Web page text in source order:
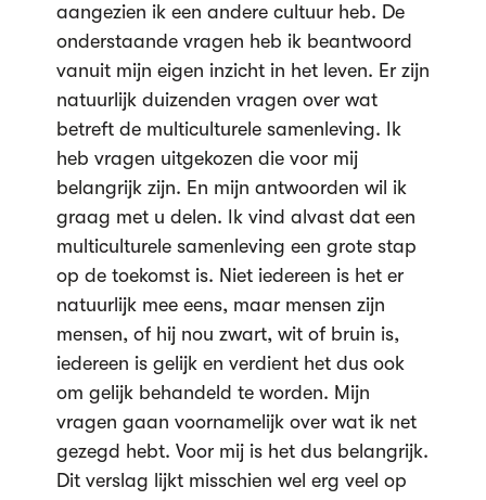
aangezien ik een andere cultuur heb. De
onderstaande vragen heb ik beantwoord
vanuit mijn eigen inzicht in het leven. Er zijn
natuurlijk duizenden vragen over wat
betreft de multiculturele samenleving. Ik
heb vragen uitgekozen die voor mij
belangrijk zijn. En mijn antwoorden wil ik
graag met u delen. Ik vind alvast dat een
multiculturele samenleving een grote stap
op de toekomst is. Niet iedereen is het er
natuurlijk mee eens, maar mensen zijn
mensen, of hij nou zwart, wit of bruin is,
iedereen is gelijk en verdient het dus ook
om gelijk behandeld te worden. Mijn
vragen gaan voornamelijk over wat ik net
gezegd hebt. Voor mij is het dus belangrijk.
Dit verslag lijkt misschien wel erg veel op